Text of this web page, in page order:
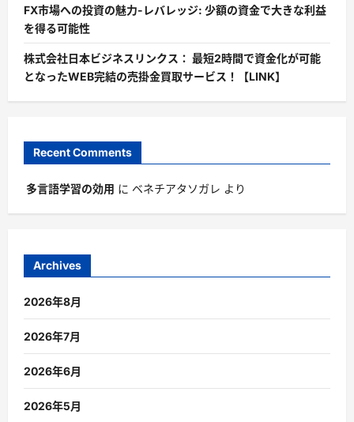
FX市場への投資の魅力-レバレッジ: 少額の資金で大きな利益
を得る可能性
株式会社日本ビジネスリンクス： 最短2時間で資金化が可能
となったWEB完結の売掛金買取サービス！【LINK】
Recent Comments
多言語学習の効用 に ベネチアタソガレ より
Archives
2026年8月
2026年7月
2026年6月
2026年5月